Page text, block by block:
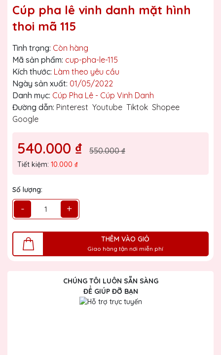
Cúp pha lê vinh danh mặt hình
thoi mã 115
Tình trạng: Còn hàng
Mã sản phẩm: cup-pha-le-115
Kích thước: Làm theo yêu cầu
Ngày sản xuất: 01/05/2022
Danh mục: Cúp Pha Lê - Cúp Vinh Danh
Đường dẫn: Pinterest Youtube Tiktok Shopee
Google
540.000 ₫ 550.000 ₫
Tiết kiệm: 10.000 ₫
Số lượng:
- +
THÊM VÀO GIỎ
Giao hàng tận nơi miễn phí
CHÚNG TÔI LUÔN SẴN SÀNG
ĐỂ GIÚP ĐỠ BẠN